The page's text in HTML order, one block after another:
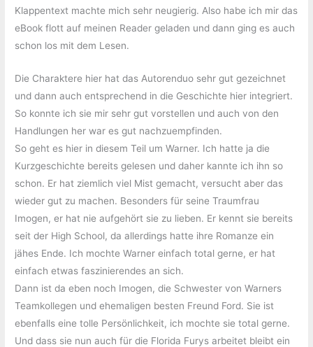
Klappentext machte mich sehr neugierig. Also habe ich mir das
eBook flott auf meinen Reader geladen und dann ging es auch
schon los mit dem Lesen.
Die Charaktere hier hat das Autorenduo sehr gut gezeichnet
und dann auch entsprechend in die Geschichte hier integriert.
So konnte ich sie mir sehr gut vorstellen und auch von den
Handlungen her war es gut nachzuempfinden.
So geht es hier in diesem Teil um Warner. Ich hatte ja die
Kurzgeschichte bereits gelesen und daher kannte ich ihn so
schon. Er hat ziemlich viel Mist gemacht, versucht aber das
wieder gut zu machen. Besonders für seine Traumfrau
Imogen, er hat nie aufgehört sie zu lieben. Er kennt sie bereits
seit der High School, da allerdings hatte ihre Romanze ein
jähes Ende. Ich mochte Warner einfach total gerne, er hat
einfach etwas faszinierendes an sich.
Dann ist da eben noch Imogen, die Schwester von Warners
Teamkollegen und ehemaligen besten Freund Ford. Sie ist
ebenfalls eine tolle Persönlichkeit, ich mochte sie total gerne.
Und dass sie nun auch für die Florida Furys arbeitet bleibt ein